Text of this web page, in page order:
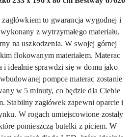
to gwarancja wygodnej i
z wytrzymałego materiału,
na uszkodzenia. W swojej górnej
flokowanym materiałem. Materac
i idealnie sprawdzi się w domu jako
pompce materac zostanie
w 5 minuty, co będzie dla Ciebie
Stabilny zagłówek zapewni oparcie i
W rogach umiejscowione zostały
pomieszczą butelki z piciem. W